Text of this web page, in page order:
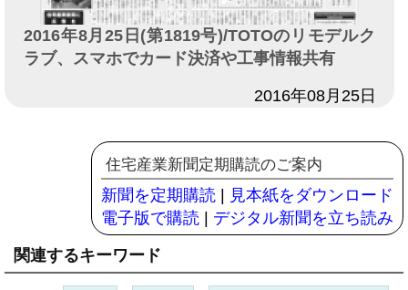
2016年8月25日(第1819号)/TOTOのリモデルク
ラブ、スマホでカード決済や工事情報共有
2016年08月25日
住宅産業新聞定期購読のご案内
新聞を定期購読 | 見本紙をダウンロード
電子版で購読 | デジタル新聞を立ち読み
関連するキーワード